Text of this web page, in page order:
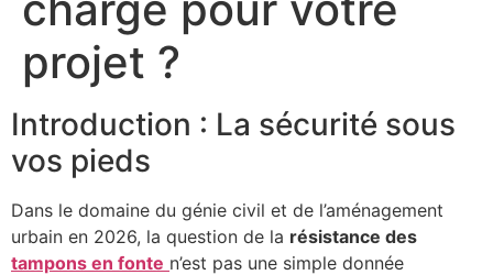
projet ?
Introduction : La sécurité sous
vos pieds
Dans le domaine du génie civil et de l’aménagement
urbain en 2026, la question de la résistance des
tampons en fonte n’est pas une simple donnée